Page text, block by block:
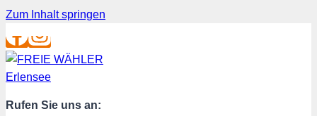
Zum Inhalt springen
Rufen Sie uns an: